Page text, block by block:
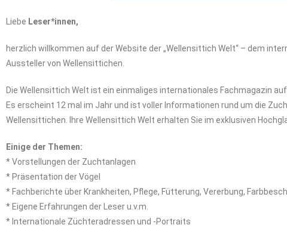
Liebe Leser*innen,
herzlich willkommen auf der Website der „Wellensittich Welt“ – dem
Aussteller von Wellensittichen.
Die Wellensittich Welt ist ein einmaliges internationales Fachmagazin
Es erscheint 12 mal im Jahr und ist voller Informationen rund um die
Wellensittichen. Ihre Wellensittich Welt erhalten Sie im exklusiven
Einige der Themen:
* Vorstellungen der Zuchtanlagen
* Präsentation der Vögel
* Fachberichte über Krankheiten, Pflege, Fütterung, Vererbung,
* Eigene Erfahrungen der Leser u.v.m.
* Internationale Züchteradressen und -Portraits